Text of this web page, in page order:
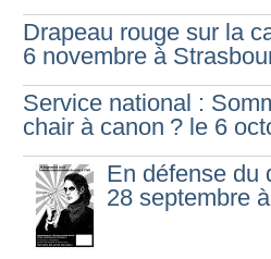
Drapeau rouge sur la
6 novembre à
Service national :
chair à canon ? le 6
En défense du
28 septembre